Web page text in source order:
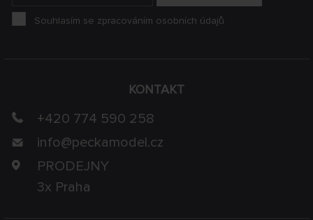
KONTAKT
+420 774 590 258
info@peckamodel.cz
PRODEJNY
3x Praha
Souhlasím se zpracováním osobních údajů